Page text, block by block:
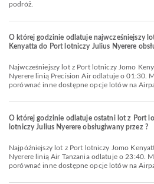
podróż.
O której godzinie odlatuje najwcześniejszy
Kenyatta do Port lotniczy Julius Nyerere
Najwcześniejszy lot z Port lotniczy Jomo Kenyatta do Port lotniczy Julius
Nyerere linią Precision Air odlatuje o 01:30.
porównać inne dostępne opcje lotów na
O której godzinie odlatuje ostatni lot z Port
lotniczy Julius Nyerere obsługiwany przez ?
Najpóźniejszy lot z Port lotniczy Jomo Kenyatta do Port lotniczy Julius
Nyerere linią Air Tanzania odlatuje o 23:40.
porównać inne dostępne opcje lotów na